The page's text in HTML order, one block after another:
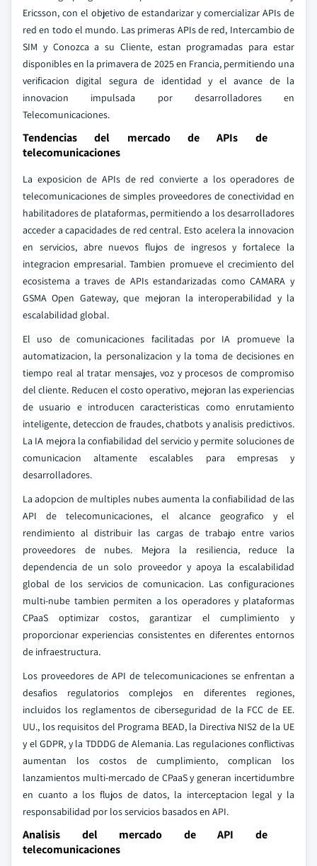
Ericsson, con el objetivo de estandarizar y comercializar APIs de
red en todo el mundo. Las primeras APIs de red, Intercambio de
SIM y Conozca a su Cliente, estan programadas para estar
disponibles en la primavera de 2025 en Francia, permitiendo una
verificacion digital segura de identidad y el avance de la
innovacion impulsada por desarrolladores en
Telecomunicaciones.
Tendencias del mercado de APIs de
telecomunicaciones
La exposicion de APIs de red convierte a los operadores de
telecomunicaciones de simples proveedores de conectividad en
habilitadores de plataformas, permitiendo a los desarrolladores
acceder a capacidades de red central. Esto acelera la innovacion
en servicios, abre nuevos flujos de ingresos y fortalece la
integracion empresarial. Tambien promueve el crecimiento del
ecosistema a traves de APIs estandarizadas como CAMARA y
GSMA Open Gateway, que mejoran la interoperabilidad y la
escalabilidad global.
El uso de comunicaciones facilitadas por IA promueve la
automatizacion, la personalizacion y la toma de decisiones en
tiempo real al tratar mensajes, voz y procesos de compromiso
del cliente. Reducen el costo operativo, mejoran las experiencias
de usuario e introducen caracteristicas como enrutamiento
inteligente, deteccion de fraudes, chatbots y analisis predictivos.
La IA mejora la confiabilidad del servicio y permite soluciones de
comunicacion altamente escalables para empresas y
desarrolladores.
La adopcion de multiples nubes aumenta la confiabilidad de las
API de telecomunicaciones, el alcance geografico y el
rendimiento al distribuir las cargas de trabajo entre varios
proveedores de nubes. Mejora la resiliencia, reduce la
dependencia de un solo proveedor y apoya la escalabilidad
global de los servicios de comunicacion. Las configuraciones
multi-nube tambien permiten a los operadores y plataformas
CPaaS optimizar costos, garantizar el cumplimiento y
proporcionar experiencias consistentes en diferentes entornos
de infraestructura.
Los proveedores de API de telecomunicaciones se enfrentan a
desafios regulatorios complejos en diferentes regiones,
incluidos los reglamentos de ciberseguridad de la FCC de EE.
UU., los requisitos del Programa BEAD, la Directiva NIS2 de la UE
y el GDPR, y la TDDDG de Alemania. Las regulaciones conflictivas
aumentan los costos de cumplimiento, complican los
lanzamientos multi-mercado de CPaaS y generan incertidumbre
en cuanto a los flujos de datos, la interceptacion legal y la
responsabilidad por los servicios basados en API.
Analisis del mercado de API de
telecomunicaciones